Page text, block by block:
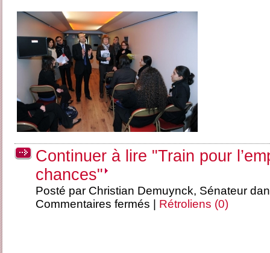
Continuer à lire "Train pour
chances"
Posté par Christian Demuynck, Sénateur
Commentaires fermés
Rétroliens (0)